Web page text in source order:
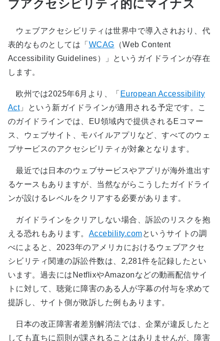
ブアクセシビリティ的にマイナス
ウェブアクセシビリティは世界中で導入されおり、代
表的なものとしては「 WCAG （Web Content
Accessibility Guidelines）」というガイドラインが存在
します。
欧州では2025年6月より、「 European Accessibility
Act」という新ガイドラインが適用される予定です。こ
のガイドラインでは、EU領域内で提供されるEコマー
ス、ウェブサイト、モバイルアプリなど、すべてのウェ
ブサービスのアクセシビリティが対象となります。
最近では日本のウェブサービスやアプリが海外進出す
るケースもありますが、当然ながらこうしたガイドライ
ンが設けるレベルをクリアする必要があります。
ガイドラインをクリアしない場合、訴訟のリスクを抱
える恐れもあります。 Accebility.comというサイトの調
べによると、2023年のアメリカにおけるウェブアクセ
シビリティ関連の訴訟件数は、2,281件を記録したとい
います。過去にはNetflixやAmazonなどの動画配信サイ
トに対して、聴覚に障害のある人が字幕の付与を求めて
提訴し、サイト側が敗訴した例もあります。
日本の改正障害者差別解消法では、企業が違反したと
しても直ちに罰則が課されることはありませんが、障害